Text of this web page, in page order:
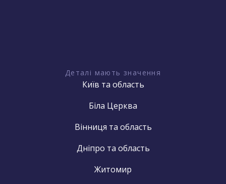
Деталі мають значення
Київ та область
Біла Церква
Вінниця та область
Дніпро та область
Житомир